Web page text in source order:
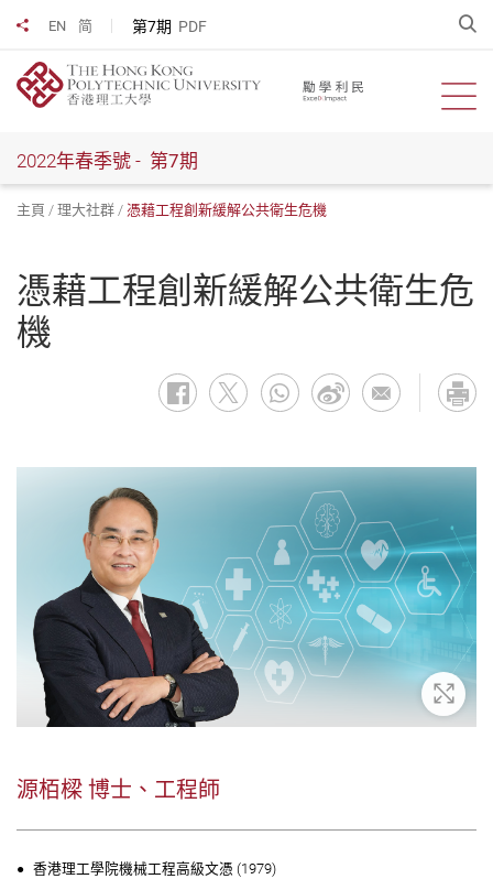
EN 简 第7期 PDF
分享到
開
2022年春季號 - 第7期
主頁 理大社群 憑藉工程創新緩解公共衛生危機
憑藉工程創新緩解公共衛生危
機
放大
源栢樑 博士、工程師
香港理工學院機械工程高級文憑 (1979)